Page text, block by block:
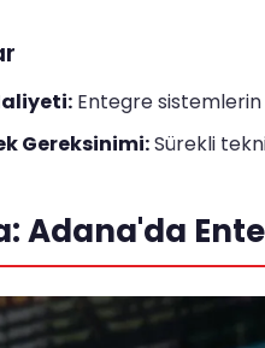
Entegre
Gereksinimi:Sürekli
Adana'da